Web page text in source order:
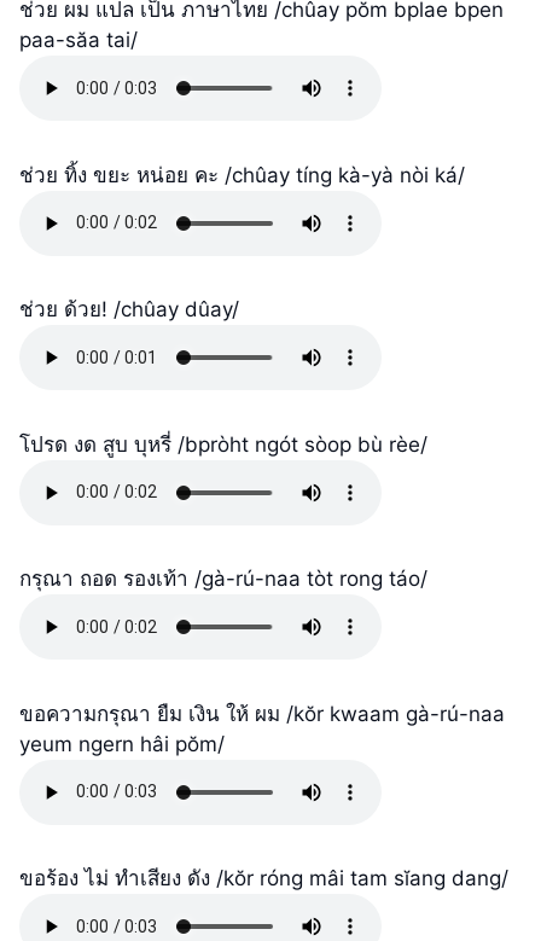
ช่วย ผม แปล เป็น ภาษาไทย /chûay pŏm bplae bpen
paa-săa tai/
ช่วย ทิ้ง ขยะ หน่อย คะ /chûay tíng kà-yà nòi ká/
ช่วย ด้วย! /chûay dûay/
โปรด งด สูบ บุหรี่ /bpròht ngót sòop bù rèe/
กรุณา ถอด รองเท้า /gà-rú-naa tòt rong táo/
ขอความกรุณา ยืม เงิน ให้ ผม /kŏr kwaam gà-rú-naa
yeum ngern hâi pŏm/
ขอร้อง ไม่ ทำเสียง ดัง /kŏr róng mâi tam sĭang dang/